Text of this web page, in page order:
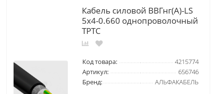
Кабель силовой ВВГнг(А)-LS
5х4-0.660 однопроволочный
ТРТС
Код товара:
4215774
Артикул:
656746
Бренд:
АЛЬФАКАБЕЛЬ